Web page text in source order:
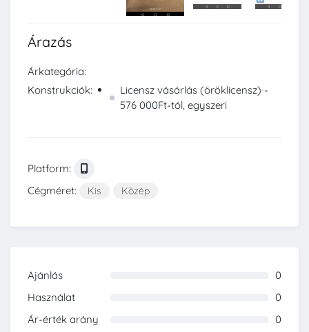
Árazás
Árkategória:
Konstrukciók:
Licensz vásárlás (öröklicensz) -
576 000Ft-tól, egyszeri
Platform:
Cégméret:
Kis Közép
Ajánlás
0
Használat
0
Ár-érték arány
0